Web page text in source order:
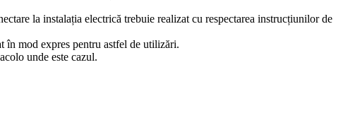
la instalația electrică trebuie realizat cu respectarea instrucțiunilor de
în mod expres pentru astfel de utilizări.
unde este cazul.